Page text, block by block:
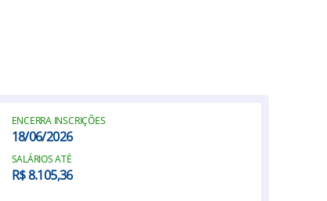
ENCERRA INSCRIÇÕES
18/06/2026
SALÁRIOS ATÉ
R$ 8.105,36